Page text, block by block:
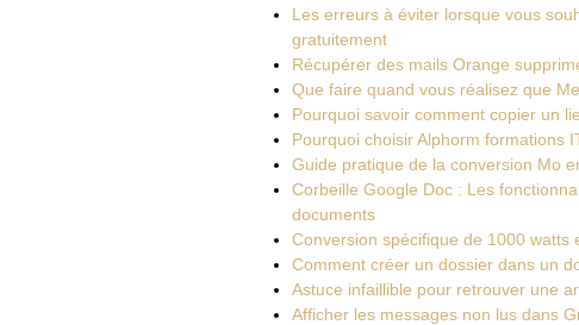
Les erreurs à éviter lorsque vous
gratuitement
Récupérer des mails Orange
Que faire quand vous réalisez que
Pourquoi savoir comment copier un
Pourquoi choisir Alphorm formations
Guide pratique de la conversion Mo
Corbeille Google Doc : Les
documents
Conversion spécifique de 1000 watts
Comment créer un dossier dans un
Astuce infaillible pour retrouver une
Afficher les messages non lus dans